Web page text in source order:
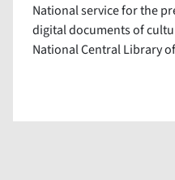
National service for the
digital documents of
National Central Library